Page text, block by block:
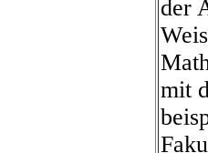
der
mit